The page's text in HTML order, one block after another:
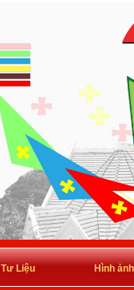
Tư Liệu Hình ảnh